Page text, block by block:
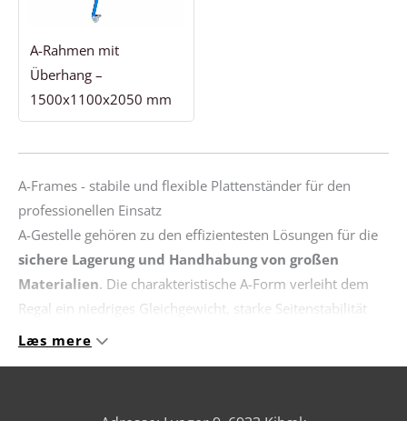
A-Rahmen mit
Überhang –
1500x1100x2050 mm
A-Frames - stabile und flexible Plattenständer für den
professionellen Einsatz
A-Gestelle gehören zu den effizientesten Lösungen für die
sichere Lagerung und Handhabung von großen
Materialien. Die charakteristische A-Form verleiht dem
Regal ein niedriges Gleichgewicht, starke Seitenstabilität
und ermöglicht es, Materialien auf beiden Seiten zu laden.
Læs mere